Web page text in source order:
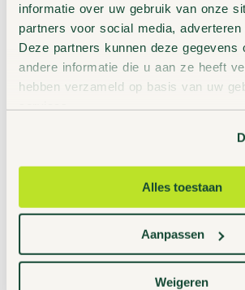
informatie over uw gebruik van onze
partners voor social media, adverteren
Deze partners kunnen deze gegevens
andere informatie die u aan ze heeft
hebben verzameld op basis van uw
Alles toestaan
Aanpassen
Weigeren
Ik heb geen bankieren-app?
Je kan betalen met iDeal en creditcard.
betalen? Zorg dan dat je thuis al je
logerenbijdeboswachter.nl.
Ik ben op het kampeerterrein en het lukt
boeking te maken?
te maken, dan kan je doordeweeks
contact op met de boswachter. De
plek en de financiële afhandeling wordt
Kan ik m'n tablet gebruiken om de QR-
Ja, dat kan. Je kan je tablet dan
melden op het kampeerterrein. Maar als je